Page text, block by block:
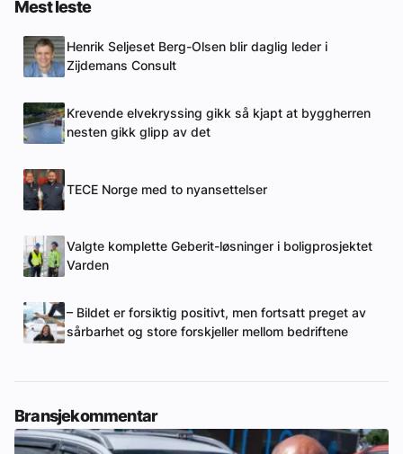
Mest leste
Henrik Seljeset Berg-Olsen blir daglig leder i
Zijdemans Consult
Krevende elvekryssing gikk så kjapt at byggherren
nesten gikk glipp av det
TECE Norge med to nyansettelser
Valgte komplette Geberit-løsninger i boligprosjektet
Varden
– Bildet er forsiktig positivt, men fortsatt preget av
sårbarhet og store forskjeller mellom bedriftene
Bransjekommentar